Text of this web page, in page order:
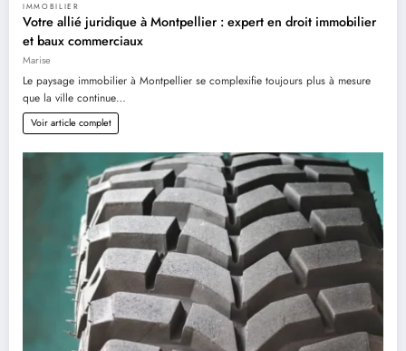
IMMOBILIER
Votre allié juridique à Montpellier : expert en droit immobilier
et baux commerciaux
Marise
Le paysage immobilier à Montpellier se complexifie toujours plus à mesure
que la ville continue…
Voir article complet